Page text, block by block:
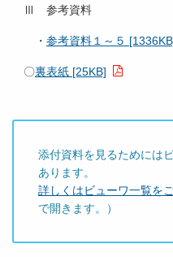
Ⅲ 参考資料
・ 参考資料１～５
〇裏表紙 [25KB]
添付資料を見るためには
あります。
詳しくはビューワ一覧を
で開きます。）